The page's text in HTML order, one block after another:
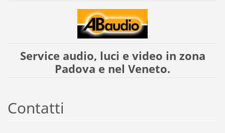
Service audio, luci e video in zona
Padova e nel Veneto.
Contatti